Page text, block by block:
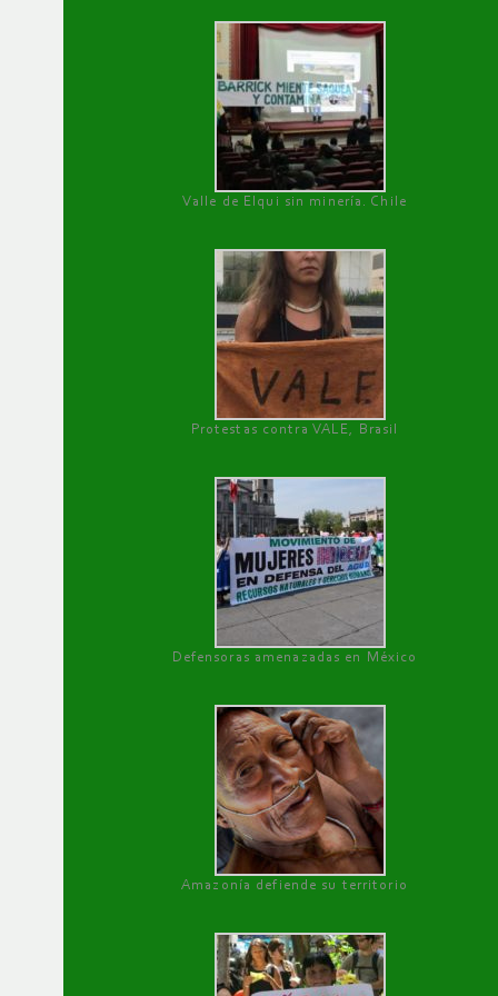
Valle de Elqui sin minería. Chile
Protestas contra VALE, Brasil
Defensoras amenazadas en México
Amazonía defiende su territorio